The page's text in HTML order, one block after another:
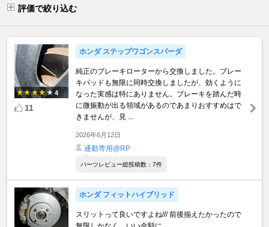
評価で絞り込む
4
11
ホンダ ステップワゴンスパーダ
純正のブレーキローターから交換しました。ブレー
キパッドも無限に同時交換しましたが、効くように
なった実感は特にありません。ブレーキを踏んだ時
に微振動が出る領域があるのであまりおすすめはで
きませんが、見 ...
2026年6月12日
通勤専用@RP
パーツレビュー総投稿数：7件
ホンダ フィットハイブリッド
スリットって良いですよね/// 前後揃えたかったので